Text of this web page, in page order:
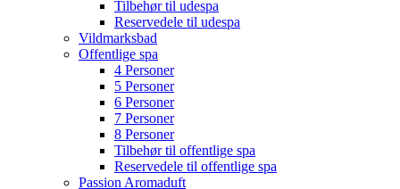
Tilbehør til udespa
Reservedele til udespa
Vildmarksbad
Offentlige spa
4 Personer
5 Personer
6 Personer
7 Personer
8 Personer
Tilbehør til offentlige spa
Reservedele til offentlige spa
Passion Aromaduft